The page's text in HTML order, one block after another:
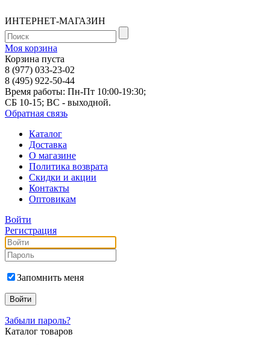
ИНТЕРНЕТ-МАГАЗИН
Моя корзина
Корзина пуста
8 (977) 033-23-02
8 (495) 922-50-44
Время работы: Пн-Пт 10:00-19:30;
СБ 10-15; ВС - выходной.
Обратная связь
Каталог
Доставка
О магазине
Политика возврата
Скидки и акции
Контакты
Оптовикам
Войти
Регистрация
Запомнить меня
Забыли пароль?
Каталог товаров